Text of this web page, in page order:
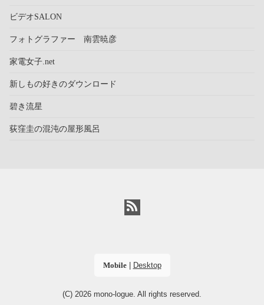
ビデオSALON
フォトグラファー 南雲暁彦
家電女子.net
新しもの好きのダウンロード
碧き流星
荻窪圭の混沌の屋形風呂
Mobile| Desktop
(C) 2026 mono-logue . All rights reserved.